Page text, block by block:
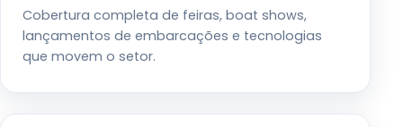
Cobertura completa de feiras, boat shows,
lançamentos de embarcações e tecnologias
que movem o setor.